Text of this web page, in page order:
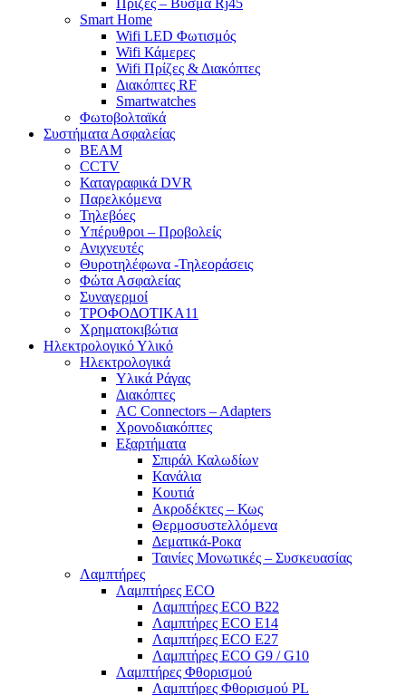
Smart Home
Wifi LED Φωτισμός
Wifi Κάμερες
Wifi Πρίζες & Διακόπτες
Διακόπτες RF
Smartwatches
Φωτοβολταϊκά
Συστήματα Ασφαλείας
BEAM
CCTV
Καταγραφικά DVR
Παρελκόμενα
Τηλεβόες
Υπέρυθροι – Προβολείς
Ανιχνευτές
Θυροτηλέφωνα -Τηλεοράσεις
Φώτα Ασφαλείας
Συναγερμοί
ΤΡΟΦΟΔΟΤΙΚΑ11
Χρηματοκιβώτια
Ηλεκτρολογικό Υλικό
Ηλεκτρολογικά
Υλικά Ράγας
Διακόπτες
AC Connectors – Adapters
Χρονοδιακόπτες
Εξαρτήματα
Σπιράλ Καλωδίων
Κανάλια
Κουτιά
Ακροδέκτες – Κως
Θερμοσυστελλόμενα
Δεματικά-Ροκα
Ταινίες Μονωτικές – Συσκευασίας
Λαμπτήρες
Λαμπτήρες ECO
Λαμπτήρες ECO B22
Λαμπτήρες ECO E14
Λαμπτήρες ECO E27
Λαμπτήρες ECO G9 / G10
Λαμπτήρες Φθορισμού
Λαμπτήρες Φθορισμού PL